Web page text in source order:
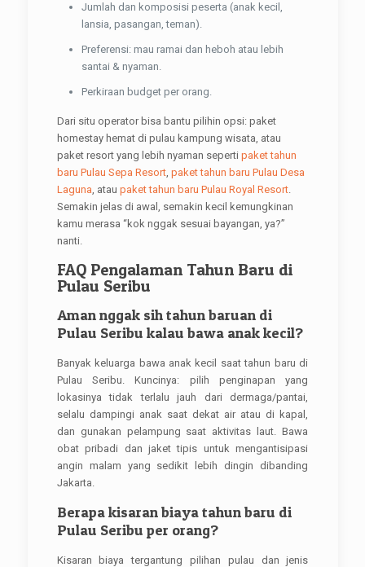
Jumlah dan komposisi peserta (anak kecil,
lansia, pasangan, teman).
Preferensi: mau ramai dan heboh atau lebih
santai & nyaman.
Perkiraan budget per orang.
Dari situ operator bisa bantu pilihin opsi: paket
homestay hemat di pulau kampung wisata, atau
paket resort yang lebih nyaman seperti paket tahun
baru Pulau Sepa Resort, paket tahun baru Pulau Desa
Laguna, atau paket tahun baru Pulau Royal Resort.
Semakin jelas di awal, semakin kecil kemungkinan
kamu merasa “kok nggak sesuai bayangan, ya?”
nanti.
FAQ Pengalaman Tahun Baru di
Pulau Seribu
Aman nggak sih tahun baruan di
Pulau Seribu kalau bawa anak kecil?
Banyak keluarga bawa anak kecil saat tahun baru di
Pulau Seribu. Kuncinya: pilih penginapan yang
lokasinya tidak terlalu jauh dari dermaga/pantai,
selalu dampingi anak saat dekat air atau di kapal,
dan gunakan pelampung saat aktivitas laut. Bawa
obat pribadi dan jaket tipis untuk mengantisipasi
angin malam yang sedikit lebih dingin dibanding
Jakarta.
Berapa kisaran biaya tahun baru di
Pulau Seribu per orang?
Kisaran biaya tergantung pilihan pulau dan jenis